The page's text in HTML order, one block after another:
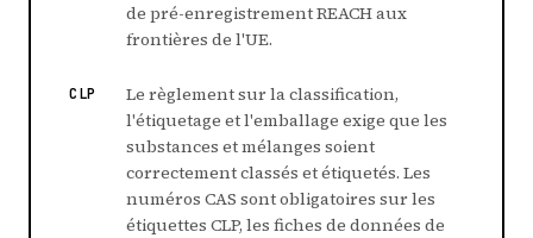
de pré-enregistrement REACH aux
frontières de l'UE.
CLP
Le règlement sur la classification,
l'étiquetage et l'emballage exige que les
substances et mélanges soient
correctement classés et étiquetés. Les
numéros CAS sont obligatoires sur les
étiquettes CLP, les fiches de données de